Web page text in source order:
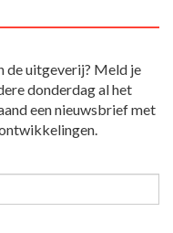
de uitgeverij? Meld je
donderdag al het
een nieuwsbrief met